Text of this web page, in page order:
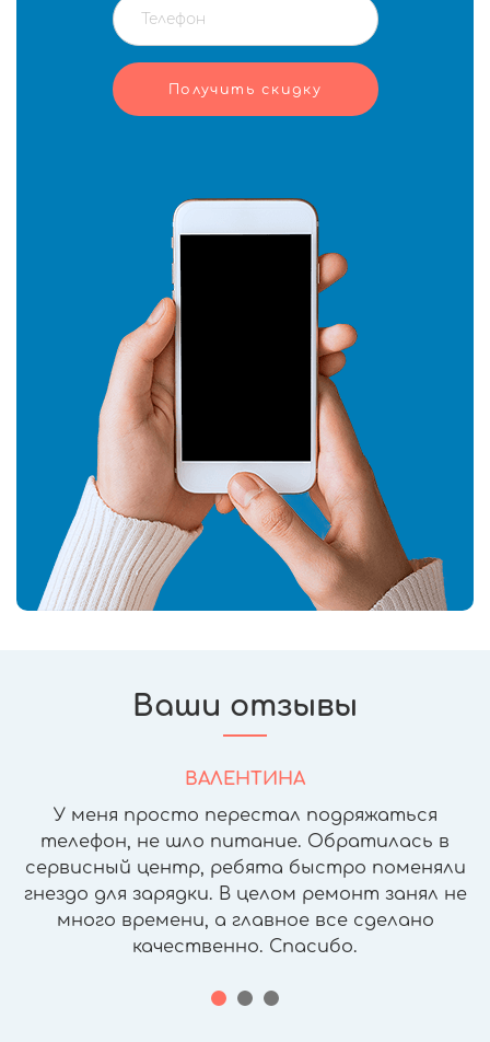
Ваши отзывы
ВАЛЕНТИНА
У меня просто перестал подряжаться
телефон, не шло питание. Обратилась в
сервисный центр, ребята быстро поменяли
гнездо для зарядки. В целом ремонт занял не
много времени, а главное все сделано
качественно. Спасибо.